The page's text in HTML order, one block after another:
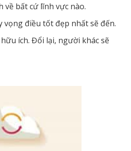
bất cứ lĩnh vực nào.
vọng điều tốt đẹp nhất sẽ đến.
ích. Đổi lại, người khác sẽ